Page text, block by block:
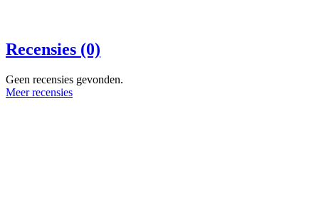
Recensies (0)
Geen recensies gevonden.
Meer recensies